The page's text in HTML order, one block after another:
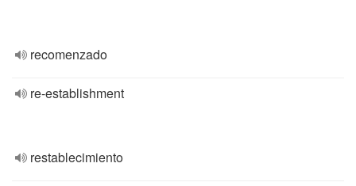
recomenzado
re-establishment
restablecimiento